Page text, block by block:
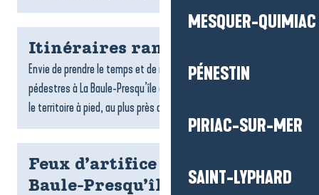
MESQUER-QUIMIAC
PÉNESTIN
PIRIAC-SUR-MER
SAINT-LYPHARD
Itinéraires rando
Envie de prendre le temps et de respirer ? Les randonnées
pédestres à La Baule-Presqu’île de Guérande invitent à explorer
le territoire à pied, au plus près des paysages. Entre...
Feux d’artifice du 15 août à La
Baule-Presqu’île de Guérande